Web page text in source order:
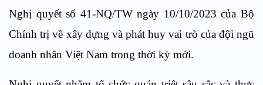
Nghị quyết số 41-NQ/TW ngày 10/10/2023 của Bộ
Chính trị về xây dựng và phát huy vai trò của đội ngũ
doanh nhân Việt Nam trong thời kỳ mới.